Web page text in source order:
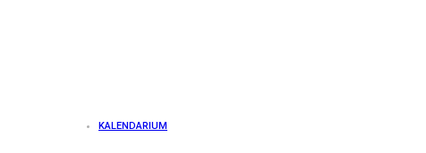
KALENDARIUM